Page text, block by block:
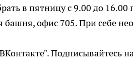
в пятницу с 9.00 до
башня, офис 705. При себе
Подписывайтесь